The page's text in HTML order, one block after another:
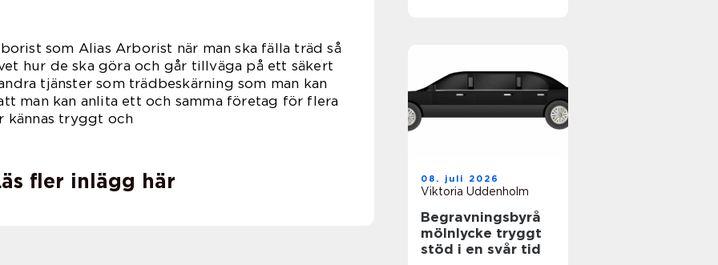
som Alias Arborist när man ska fälla träd så
hur de ska göra och går tillväga på ett säkert
tjänster som trädbeskärning som man kan
man kan anlita ett och samma företag för flera
kännas tryggt och
fler inlägg här 08. juli 2026
Viktoria Uddenholm
Begravningsbyrå
mölnlycke tryggt
stöd i en svår tid